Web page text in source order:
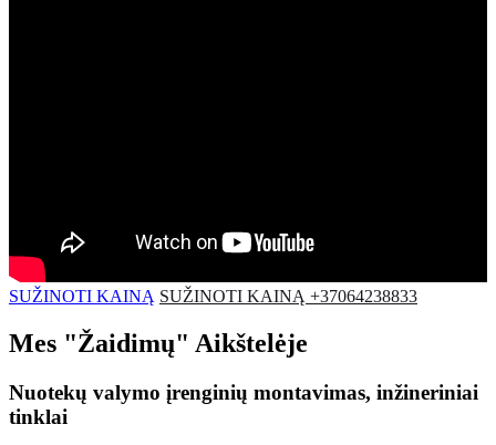
SUŽINOTI KAINĄ SUŽINOTI KAINĄ +37064238833
Mes "Žaidimų" Aikštelėje
Nuotekų valymo įrenginių montavimas, inžineriniai
tinklai